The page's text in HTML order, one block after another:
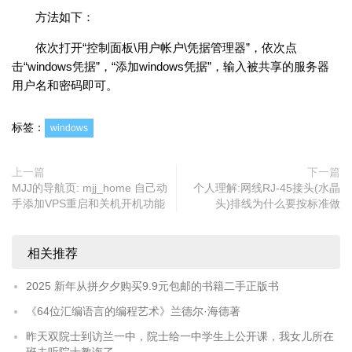
方法如下：
依次打开“控制面板\用户帐户\凭据管理器”，依次点
击“windows凭据”，“添加windows凭据”，输入被共享的服务器
用户名和密码即可。
标签： windows
上一篇
MJJ的导航页: mjj_home 自己动
手添加VPS重启和关机开机功能
下一篇
个人理解:网线RJ-45接头(水晶
头)排线为什么要按标准做
相关推荐
2025 新年从拼夕夕购买9.9元包邮的书籍二手正版书
《64位汇编语言的编程艺术》兰德尔·海德著
昨天双院士到访兰一中，院士给一中学生上公开课，我女儿所在